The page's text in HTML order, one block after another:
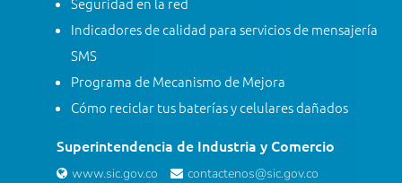
Indicadores de calidad para servicios de mensajería
SMS
Programa de Mecanismo de Mejora
Cómo reciclar tus baterías y celulares dañados
Superintendencia de Industria y Comercio
www.sic.gov.co
contactenos@sic.gov.co